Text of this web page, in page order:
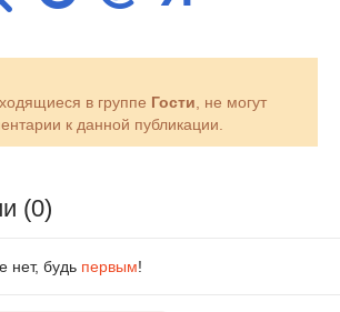
в группе Гости , не могут
к данной публикации.
(0)
нет, будь первым!